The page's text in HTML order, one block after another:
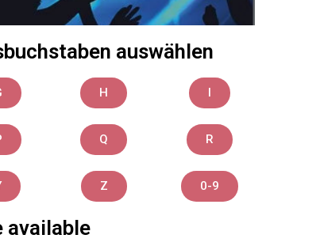
auswählen
H I
Q R
Z 0-9
available